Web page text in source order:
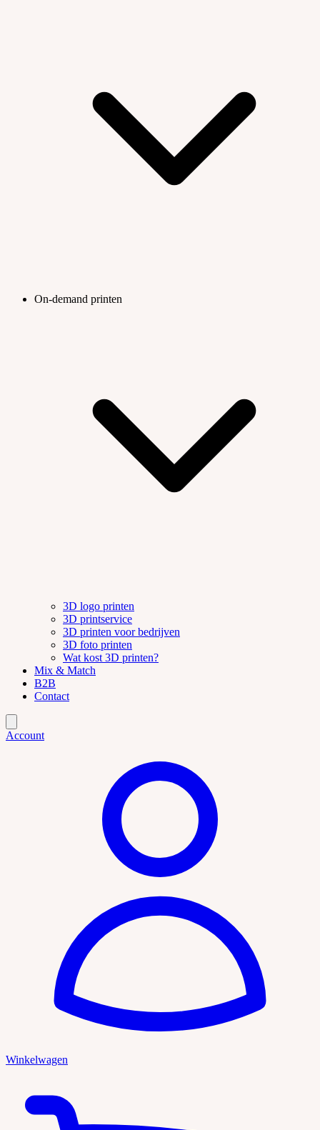
On-demand printen
3D logo printen
3D printservice
3D printen voor bedrijven
3D foto printen
Wat kost 3D printen?
Mix & Match
B2B
Contact
Account
Winkelwagen